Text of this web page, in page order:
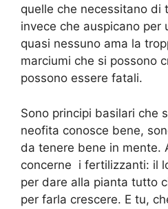
quelle che necessitano di
invece che auspicano per
quasi nessuno ama la
marciumi che si possono
possono essere fatali.
Sono principi basilari che
neofita conosce bene,
da tenere bene in mente.
concerne i fertilizzanti: il
per dare alla pianta tutto
per farla crescere. E tu,